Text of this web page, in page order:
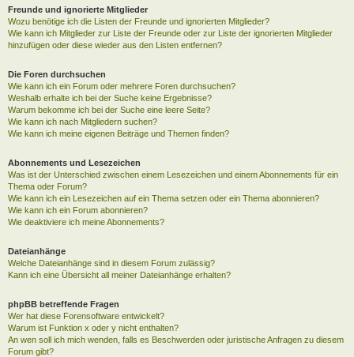
Freunde und ignorierte Mitglieder
Wozu benötige ich die Listen der Freunde und ignorierten Mitglieder?
Wie kann ich Mitglieder zur Liste der Freunde oder zur Liste der ignorierten Mitglieder
hinzufügen oder diese wieder aus den Listen entfernen?
Die Foren durchsuchen
Wie kann ich ein Forum oder mehrere Foren durchsuchen?
Weshalb erhalte ich bei der Suche keine Ergebnisse?
Warum bekomme ich bei der Suche eine leere Seite?
Wie kann ich nach Mitgliedern suchen?
Wie kann ich meine eigenen Beiträge und Themen finden?
Abonnements und Lesezeichen
Was ist der Unterschied zwischen einem Lesezeichen und einem Abonnements für ein
Thema oder Forum?
Wie kann ich ein Lesezeichen auf ein Thema setzen oder ein Thema abonnieren?
Wie kann ich ein Forum abonnieren?
Wie deaktiviere ich meine Abonnements?
Dateianhänge
Welche Dateianhänge sind in diesem Forum zulässig?
Kann ich eine Übersicht all meiner Dateianhänge erhalten?
phpBB betreffende Fragen
Wer hat diese Forensoftware entwickelt?
Warum ist Funktion x oder y nicht enthalten?
An wen soll ich mich wenden, falls es Beschwerden oder juristische Anfragen zu diesem
Forum gibt?